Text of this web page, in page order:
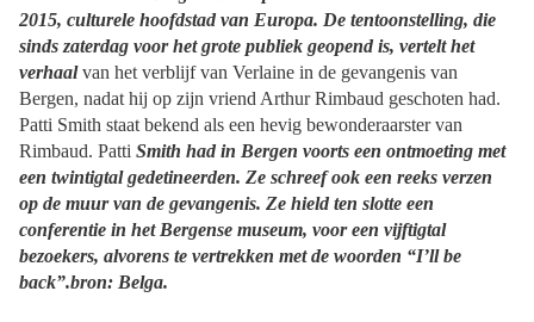
2015, culturele hoofdstad van Europa. De tentoonstelling, die
sinds zaterdag voor het grote publiek geopend is, vertelt het
verhaalvan het verblijf van Verlaine in de gevangenis van
Bergen, nadat hij op zijn vriend Arthur Rimbaud geschoten had.
Patti Smith staat bekend als een hevig bewonderaarster van
Rimbaud. Patti Smith had in Bergen voorts een ontmoeting met
een twintigtal gedetineerden. Ze schreef ook een reeks verzen
op de muur van de gevangenis. Ze hield ten slotte een
conferentie in het Bergense museum, voor een vijftigtal
bezoekers, alvorens te vertrekken met de woorden “I’ll be
back”.bron: Belga.